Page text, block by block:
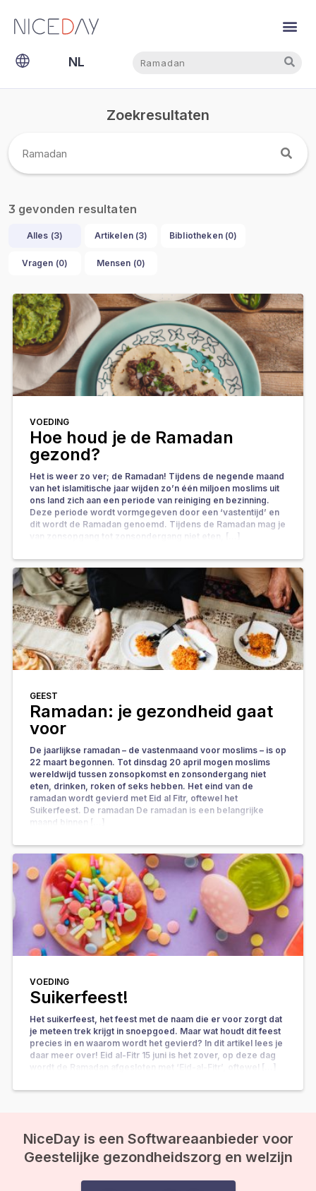
NL
EN
Zoekresultaten
3 gevonden resultaten
Alles (3) Artikelen (3) Bibliotheken (0)
Vragen (0) Mensen (0)
VOEDING
Hoe houd je de Ramadan
gezond?
Het is weer zo ver; de Ramadan! Tijdens de negende maand
van het islamitische jaar wijden zo’n één miljoen moslims uit
ons land zich aan een periode van reiniging en bezinning.
Deze periode wordt vormgegeven door een ‘vastentijd’ en
dit wordt de Ramadan genoemd. Tijdens de Ramadan mag je
van zonsopgang tot zonsondergang niet eten, […]
GEEST
Ramadan: je gezondheid gaat
voor
De jaarlijkse ramadan – de vastenmaand voor moslims – is op
22 maart begonnen. Tot dinsdag 20 april mogen moslims
wereldwijd tussen zonsopkomst en zonsondergang niet
eten, drinken, roken of seks hebben. Het eind van de
ramadan wordt gevierd met Eid al Fitr, oftewel het
Suikerfeest. De ramadan De ramadan is een belangrijke
maand binnen […]
VOEDING
Suikerfeest!
Het suikerfeest, het feest met de naam die er voor zorgt dat
je meteen trek krijgt in snoepgoed. Maar wat houdt dit feest
precies in en waarom wordt het gevierd? In dit artikel lees je
daar meer over! Eid al-Fitr 15 juni is het zover, op deze dag
wordt de Ramadan afgesloten met ‘Eid-al-Fitr’, oftewel […]
NiceDay is een Softwareaanbieder voor
Geestelijke gezondheidszorg en welzijn